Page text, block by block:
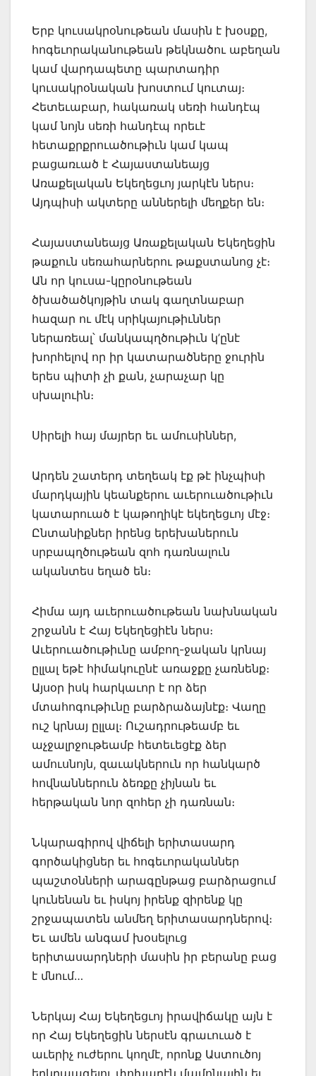
Երբ կուսակրօնութեան մասին է խօսքը,
հոգեւորականութեան թեկնածու աբեղան
կամ վարդապետը պարտադիր
կուսակրօնական խոստում կուտայ։
Հետեւաբար, հակառակ սեռի հանդէպ
կամ նոյն սեռի հանդէպ որեւէ
հետաքրքրուածութիւն կամ կապ
բացառւած է Հայաստանեայց
Առաքելական Եկեղեցւոյ յարկէն ներս։
Այդպիսի ակտերը աններելի մեղքեր են։
Հայաստանեայց Առաքելական Եկեղեցին
թաքուն սեռահարներու թաքստանոց չէ։
Ան որ կուսա-կըրօնութեան
ծխածածկոյթին տակ գաղտնաբար
հազար ու մէկ սրիկայութիւններ
ներառեալ՝ մանկապղծութիւն կ’ընէ
խորհելով որ իր կատարածները ջուրին
երես պիտի չի քան, չարաչար կը
սխալուին։
Սիրելի հայ մայրեր եւ ամուսիններ,
Արդեն շատերդ տեղեակ էք թէ ինչպիսի
մարդկային կեանքերու աւերուածութիւն
կատարուած է կաթողիկէ եկեղեցւոյ մէջ։
Ընտանիքներ իրենց երեխաներուն
սրբապղծութեան զոհ դառնալուն
ականտես եղած են։
Հիմա այդ աւերուածութեան նախնական
շրջանն է Հայ Եկեղեցիէն ներս։
Աւերուածութիւնը ամբող-ջական կրնայ
ըլլալ եթէ հիմակուընէ առաջքը չառնենք։
Այսօր իսկ հարկաւոր է որ ձեր
մտահոգութիւնը բարձրաձայնէք։ Վաղը
ուշ կրնայ ըլլալ։ Ուշադրութեամբ եւ
աչջալրջութեամբ հետեւեցէք ձեր
ամուսնոյն, զաւակներուն որ հանկարծ
հովնաններուն ձեռքը չիյնան եւ
հերթական նոր զոհեր չի դառնան։
Նկարագիրով վիճելի երիտասարդ
գործակիցներ եւ հոգեւորականներ
պաշտօնների արագընթաց բարձրացում
կունենան եւ իսկոյ իրենք զիրենք կը
շրջապատեն անմեղ երիտասարդներով։
Եւ ամեն անգամ խօսելուց
երիտասարդների մասին իր բերանը բաց
է մնում…
Ներկայ Հայ Եկեղեցւոյ իրավիճակը այն է
որ Հայ Եկեղեցին ներսէն գրաւուած է
աւերիչ ուժերու կողմէ, որոնք Աստուծոյ